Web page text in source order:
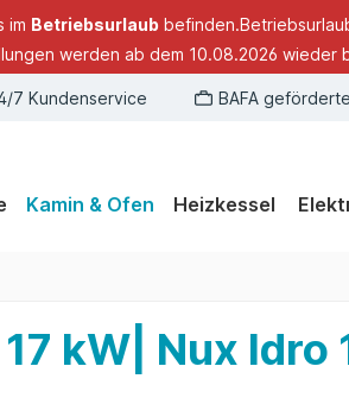
im Betriebsurlaub
werden ab dem 10.08.2026 wieder
7 Kundenservice BAFA
Kamin & Ofen Heizkessel
kW| Nux Idro